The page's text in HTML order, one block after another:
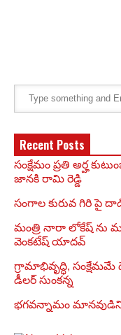
Recent Posts
సంక్షేమం ప్రతి అర్హ
జానకి రామి రెడ్డి
సంగాల కురువ గిరి
మంత్రి నారా లోకేష్ ను
వెంకటేష్ యాదవ్
గ్రామాభివృద్ధి,
డీలర్ సుంకన్న
భగవన్నామం మానవుడిని